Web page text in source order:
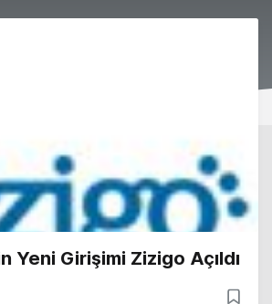
Yeni Girişimi Zizigo Açıldı